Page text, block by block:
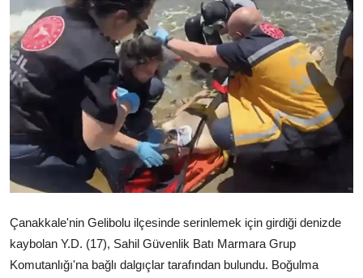
Teknoloji Haberleri
Dünya Haberleri
Çerkezköy
Çanakkale'nin Gelibolu ilçesinde serinlemek için girdiği denizde
kaybolan Y.D. (17), Sahil Güvenlik Batı Marmara Grup
Komutanlığı'na bağlı dalgıçlar tarafından bulundu. Boğulma